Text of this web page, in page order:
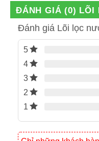
ĐÁNH GIÁ (0) LÕI
Đánh giá Lõi lọc
5
4
3
2
1